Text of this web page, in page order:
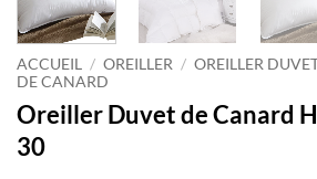
ACCUEIL / OREILLER / OREILLER
DE CANARD
Oreiller Duvet de Canard
30